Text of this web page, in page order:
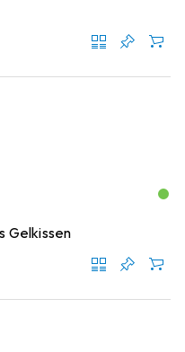
Gelkissen